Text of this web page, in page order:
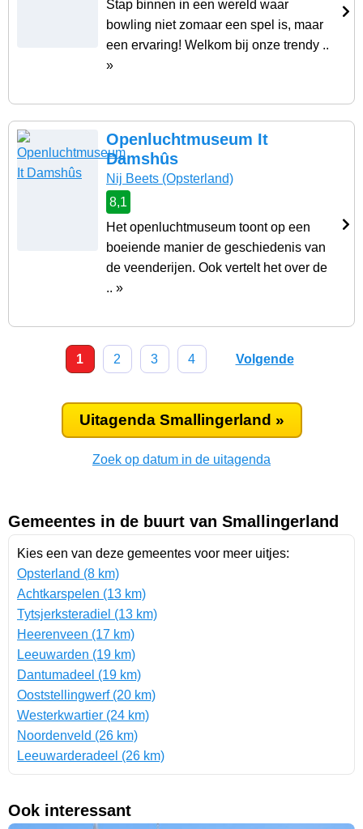
Stap binnen in een wereld waar
bowling niet zomaar een spel is, maar
een ervaring! Welkom bij onze trendy ..
»
Openluchtmuseum It
Damshûs
Nij Beets (Opsterland)
8,1
Het openluchtmuseum toont op een
boeiende manier de geschiedenis van
de veenderijen. Ook vertelt het over de
.. »
1 2 3 4 Volgende
Uitagenda Smallingerland »
Zoek op datum in de uitagenda
Gemeentes in de buurt van Smallingerland
Kies een van deze gemeentes voor meer uitjes:
Opsterland (8 km)
Achtkarspelen (13 km)
Tytsjerksteradiel (13 km)
Heerenveen (17 km)
Leeuwarden (19 km)
Dantumadeel (19 km)
Ooststellingwerf (20 km)
Westerkwartier (24 km)
Noordenveld (26 km)
Leeuwarderadeel (26 km)
Ook interessant